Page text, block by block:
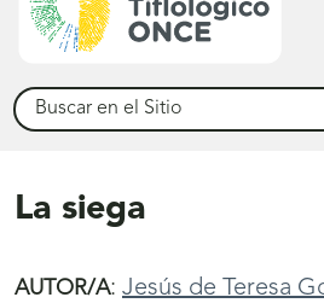
Buscar
La siega
AUTOR/A: Jesús de Teresa